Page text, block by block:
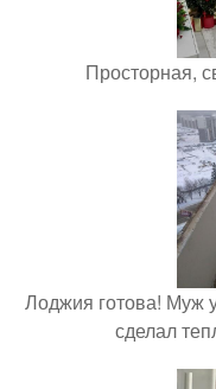
Просторная,
Лоджия готова! Муж
сделал